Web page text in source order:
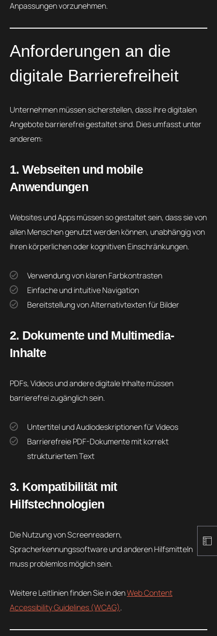
Anpassungen vorzunehmen.
Anforderungen an die
digitale Barrierefreiheit
Unternehmen müssen sicherstellen, dass ihre digitalen
Angebote barrierefrei gestaltet sind. Dies umfasst unter
anderem:
1. Webseiten und mobile
Anwendungen
Websites und Apps müssen so gestaltet sein, dass sie von
allen Menschen genutzt werden können, unabhängig von
ihren körperlichen oder kognitiven Einschränkungen.
Verwendung von klaren Farbkontrasten
Einfache und intuitive Navigation
Bereitstellung von Alternativtexten für Bilder
2. Dokumente und Multimedia-
Inhalte
PDFs, Videos und andere digitale Inhalte müssen
barrierefrei zugänglich sein.
Untertitel und Audiodeskriptionen für Videos
Barrierefreie PDF-Dokumente mit korrekt
strukturiertem Text
3. Kompatibilität mit
Hilfstechnologien
Die Nutzung von Screenreadern,
Spracherkennungssoftware und anderen Hilfsmitteln
muss problemlos möglich sein.
Weitere Leitlinien finden Sie in denWeb Content
Accessibility Guidelines (WCAG).